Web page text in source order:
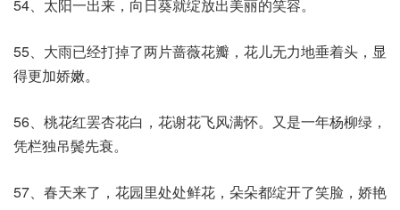
54、太阳一出来，向日葵就绽放出美丽的笑容。
55、大雨已经打掉了两片蔷薇花瓣，花儿无力地垂着头，显
得更加娇嫩。
56、桃花红罢杏花白，花谢花飞风满怀。又是一年杨柳绿，
凭栏独吊鬓先衰。
57、春天来了，花园里处处鲜花，朵朵都绽开了笑脸，娇艳